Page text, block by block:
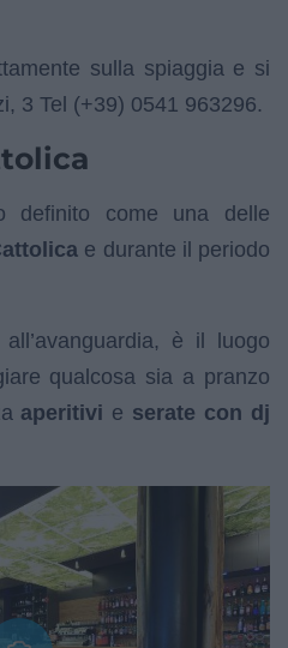
sulla spiaggia e si
3 Tel (+39) 0541 963296.
definito come una delle
e durante il periodo
è il luogo
qualcosa sia a pranzo
aperitivi e serate con dj